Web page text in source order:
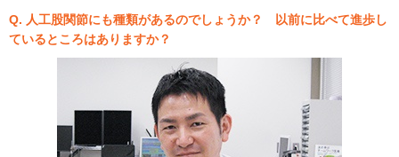
Q. 人工股関節にも種類があるのでしょうか？ 以前に比べて進歩し
ているところはありますか？